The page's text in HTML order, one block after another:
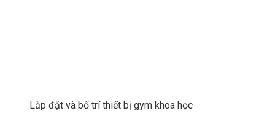
Lắp đặt và bố trí thiết bị gym khoa học